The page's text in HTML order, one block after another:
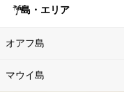
島・エリア
オアフ島
マウイ島